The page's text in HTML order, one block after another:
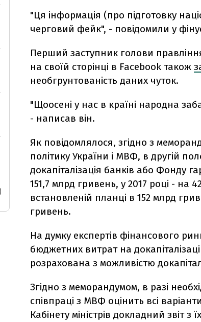
"Ця інформація (про підготовку
черговий фейк", - повідомили у
Перший заступник голови
на своїй сторінці в Facebook також
необгрунтованість даних чуток.
"Щоосені у нас в країні народна
- написав він.
Як повідомлялося, згідно з
політику України і МВФ, в другій
докапіталізація банків або Фонду
151,7 млрд гривень, у 2017 році - на
встановленій планці в 152 млрд
гривень.
На думку експертів фінансового
бюджетних витрат на
розрахована з можливістю
Згідно з меморандумом, в разі
співпраці з МВФ оцінить всі
Кабінету міністрів докладний звіт